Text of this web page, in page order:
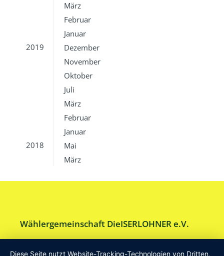
März
Februar
Januar
2019
Dezember
November
Oktober
Juli
März
Februar
Januar
2018
Mai
März
Wählergemeinschaft DieISERLOHNER e.V.
Am Drillenbusch 11 - 58638 Iserlohn
Diese Seite nutzt Website-Tracking-Technologien von Dritten,